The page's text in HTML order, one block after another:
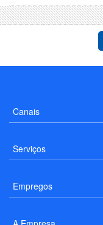
Canais
Serviços
Empregos